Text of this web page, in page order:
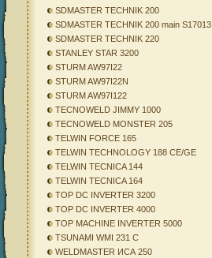
SDMASTER TECHNIK 200
SDMASTER TECHNIK 200 main S17013
SDMASTER TECHNIK 220
STANLEY STAR 3200
STURM AW97I22
STURM AW97I22N
STURM AW97I122
TECNOWELD JIMMY 1000
TECNOWELD MONSTER 205
TELWIN FORCE 165
TELWIN TECHNOLOGY 188 CE/GE
TELWIN TECNICA 144
TELWIN TECNICA 164
TOP DC INVERTER 3200
TOP DC INVERTER 4000
TOP MACHINE INVERTER 5000
TSUNAMI WMI 231 C
WELDMASTER ИСА 250